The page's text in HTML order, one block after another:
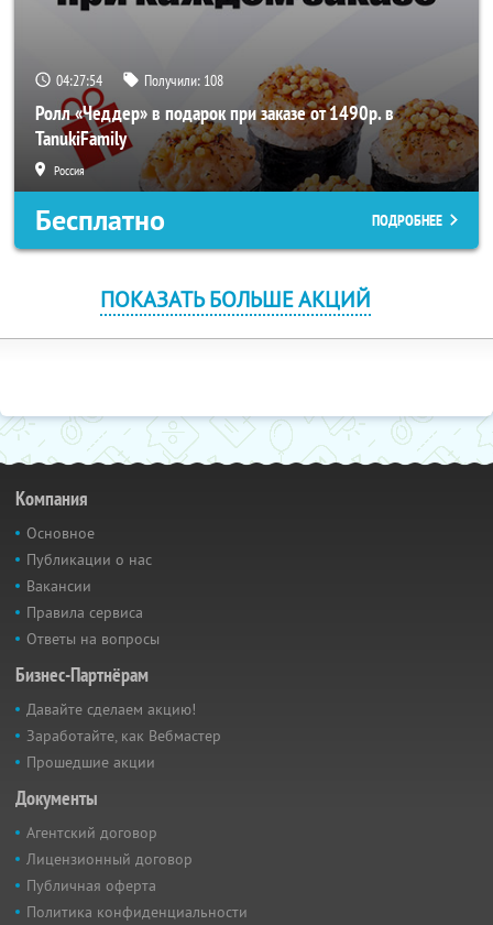
04:27:53 Получили: 108
Ролл «Чеддер» в подарок при заказе от 1490р. в
TanukiFamily
Россия
Бесплатно ПОДРОБНЕЕ
ПОКАЗАТЬ БОЛЬШЕ АКЦИЙ
Компания
Основное
Публикации о нас
Вакансии
Правила сервиса
Ответы на вопросы
Бизнес-Партнёрам
Давайте сделаем акцию!
Заработайте, как Вебмастер
Прошедшие акции
Документы
Агентский договор
Лицензионный договор
Публичная оферта
Политика конфиденциальности